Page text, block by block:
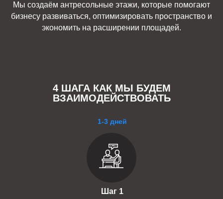
Мы создаём антресольные этажи, которые помогают
бизнесу развиваться, оптимизировать пространство и
экономить на расширении площадей.
4 ШАГА КАК МЫ БУДЕМ
ВЗАИМОДЕЙСТВОВАТЬ
1-3 дней
Шаг 1